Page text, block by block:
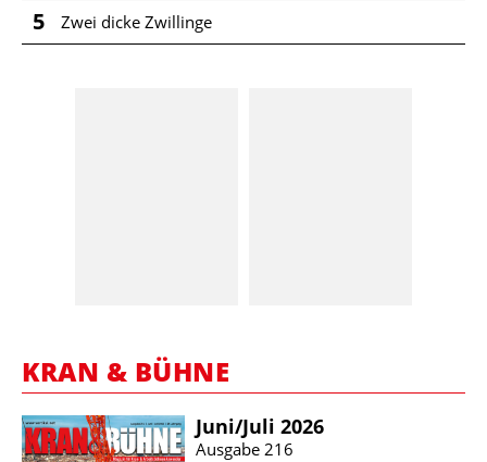
5 Zwei dicke Zwillinge
KRAN & BÜHNE
Juni/​Juli 2026
Ausgabe 216